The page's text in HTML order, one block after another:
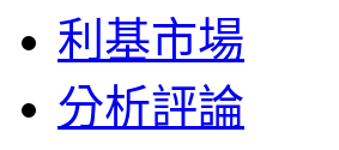
利基市場
分析評論